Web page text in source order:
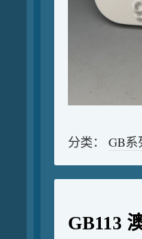
分类： GB系
GB113